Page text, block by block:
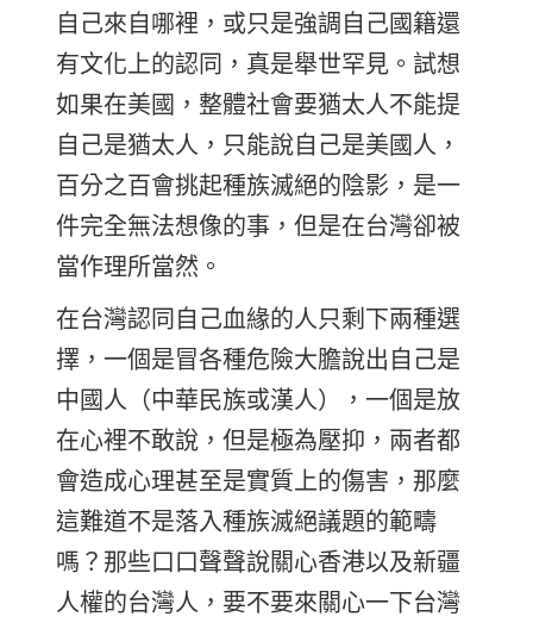
自己來自哪裡，或只是強調自己國籍還
有文化上的認同，真是舉世罕見。試想
如果在美國，整體社會要猶太人不能提
自己是猶太人，只能說自己是美國人，
百分之百會挑起種族滅絕的陰影，是一
件完全無法想像的事，但是在台灣卻被
當作理所當然。
在台灣認同自己血緣的人只剩下兩種選
擇，一個是冒各種危險大膽說出自己是
中國人（中華民族或漢人），一個是放
在心裡不敢說，但是極為壓抑，兩者都
會造成心理甚至是實質上的傷害，那麼
這難道不是落入種族滅絕議題的範疇
嗎？那些口口聲聲說關心香港以及新疆
人權的台灣人，要不要來關心一下台灣